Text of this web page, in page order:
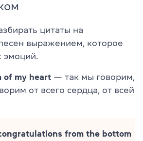
цитаты на
выражением, которое
эмоций.
of my heart — так мы говорим,
от всего сердца, от всей
from the bottom